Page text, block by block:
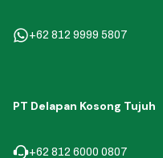
+62 812 9999 5807
PT Delapan Kosong Tujuh
+62 812 6000 0807